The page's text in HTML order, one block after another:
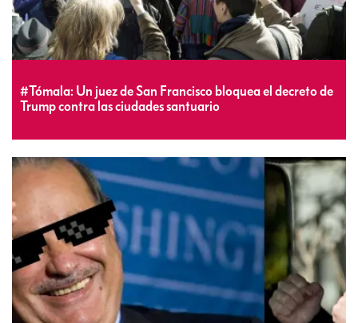
#Tómala: Un juez de San Francisco bloquea el decreto de
Trump contra las ciudades santuario